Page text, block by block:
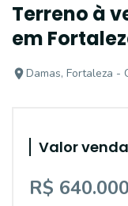
Terreno à
em
Damas, Fortaleza -
Valor venda
R$